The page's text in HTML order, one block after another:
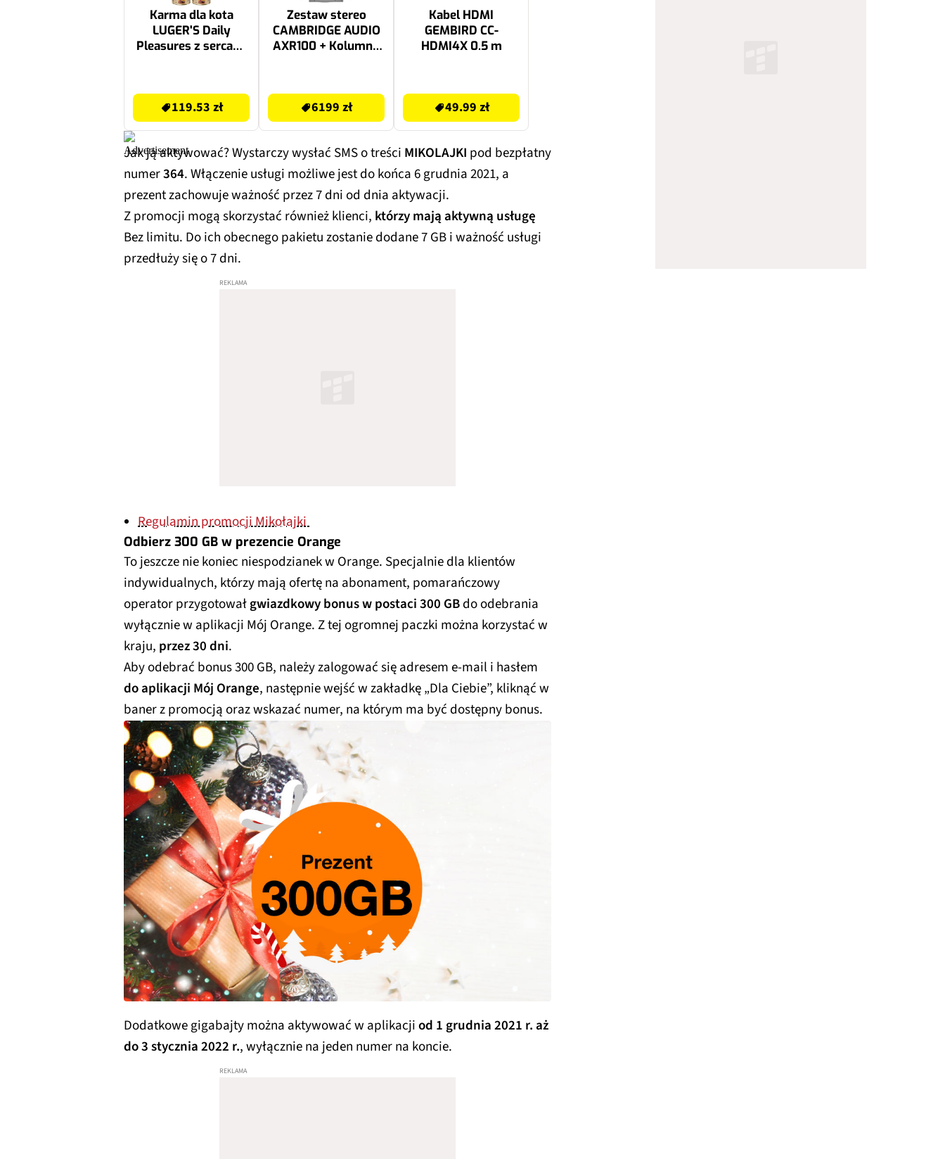
Karma dla kota
LUGER'S Daily
Pleasures z sercami
119.53 zł
Zestaw stereo
CAMBRIDGE AUDIO
AXR100 + Kolumny
6199 zł
Kabel HDMI
GEMBIRD CC-
HDMI4X 0.5 m
49.99 zł
Jak ją aktywować? Wystarczy wysłać SMS o treści MIKOLAJKI pod bezpłatny
numer364. Włączenie usługi możliwe jest do końca 6 grudnia 2021, a
prezent zachowuje ważność przez 7 dni od dnia aktywacji.
Z promocji mogą skorzystać również klienci, którzy mają aktywną usługę
Bez limitu. Do ich obecnego pakietu zostanie dodane 7 GB i ważność usługi
przedłuży się o 7 dni.
Regulamin promocji Mikołajki
Odbierz 300 GB w prezencie Orange
To jeszcze nie koniec niespodzianek w Orange. Specjalnie dla klientów
indywidualnych, którzy mają ofertę na abonament, pomarańczowy
operator przygotowałgwiazdkowy bonus w postaci 300 GBdo odebrania
wyłącznie w aplikacji Mój Orange. Z tej ogromnej paczki można korzystać w
kraju, przez 30 dni.
Aby odebrać bonus 300 GB, należy zalogować się adresem e-mail i hasłem
do aplikacji Mój Orange, następnie wejść w zakładkę „Dla Ciebie”, kliknąć w
baner z promocją oraz wskazać numer, na którym ma być dostępny bonus.
Dodatkowe gigabajty można aktywować w aplikacjiod 1 grudnia 2021 r. aż
do 3 stycznia 2022 r., wyłącznie na jeden numer na koncie.